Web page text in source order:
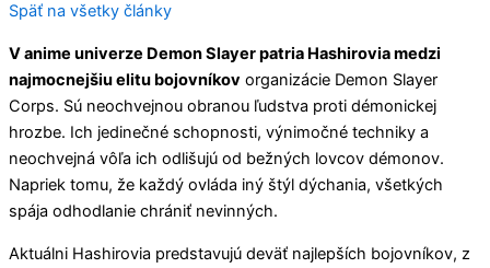
Späť na všetky články
V anime univerze Demon Slayer patria Hashirovia medzi
najmocnejšiu elitu bojovníkov organizácie Demon Slayer
Corps. Sú neochvejnou obranou ľudstva proti démonickej
hrozbe. Ich jedinečné schopnosti, výnimočné techniky a
neochvejná vôľa ich odlišujú od bežných lovcov démonov.
Napriek tomu, že každý ovláda iný štýl dýchania, všetkých
spája odhodlanie chrániť nevinných.
Aktuálni Hashirovia predstavujú deväť najlepších bojovníkov, z